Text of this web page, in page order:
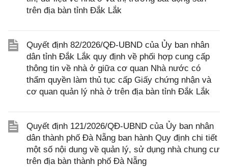
trên địa bàn tỉnh Đắk Lắk
Quyết định 82/2026/QĐ-UBND của Ủy ban nhân
dân tỉnh Đắk Lắk quy định về phối hợp cung cấp
thông tin về nhà ở giữa cơ quan Nhà nước có
thẩm quyền làm thủ tục cấp Giấy chứng nhận và
cơ quan quản lý nhà ở trên địa bàn tỉnh Đắk Lắk
Quyết định 121/2026/QĐ-UBND của Ủy ban nhân
dân thành phố Đà Nẵng ban hành Quy định chi tiết
một số nội dung về quản lý, sử dụng nhà chung cư
trên địa bàn thành phố Đà Nẵng